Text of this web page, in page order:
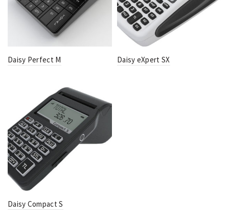
Daisy Perfect M Daisy eXpert SX
Daisy Compact S